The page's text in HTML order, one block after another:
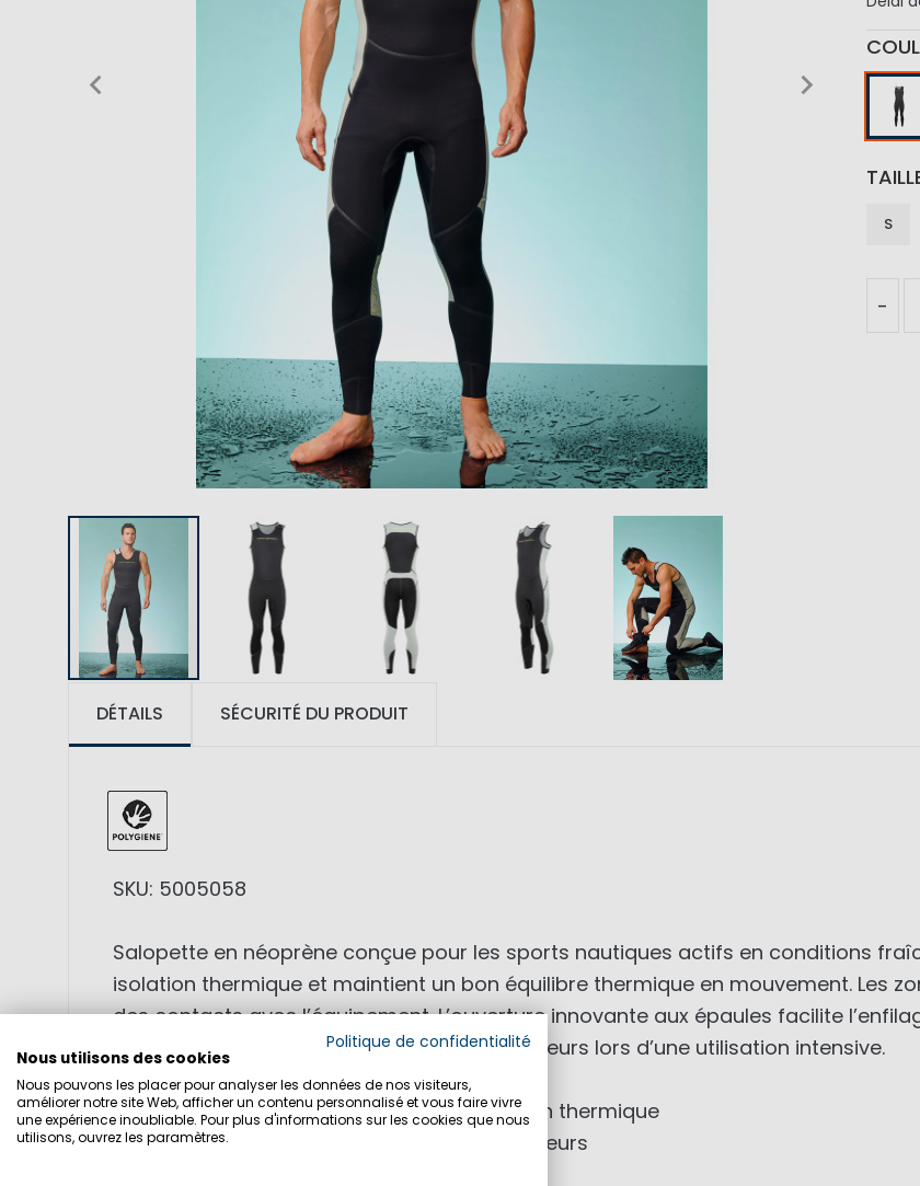
S
-
DÉTAILS
SKU: 5005058
Salopette en néoprène conçue pour les sports nautiques actifs en conditions
isolation thermique et maintient un bon équilibre thermique en mouvement. Les
des contacts avec l’équipement. L’ouverture innovante aux épaules facilite
Polygiene StayFresh réduit la formation d’odeurs lors d’une utilisation intensive.
• matériau néoprène élastique avec isolation thermique
• Polygiene StayFresh pour réduction des odeurs
SÉCURITÉ DU PRODUIT
Politique de confidentialité
Nous utilisons des cookies
Nous pouvons les placer pour analyser les données de nos visiteurs,
améliorer notre site Web, afficher un contenu personnalisé et vous faire vivre
une expérience inoubliable. Pour plus d'informations sur les cookies que nous
utilisons, ouvrez les paramètres.